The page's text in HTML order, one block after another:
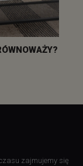
zajmujemy się